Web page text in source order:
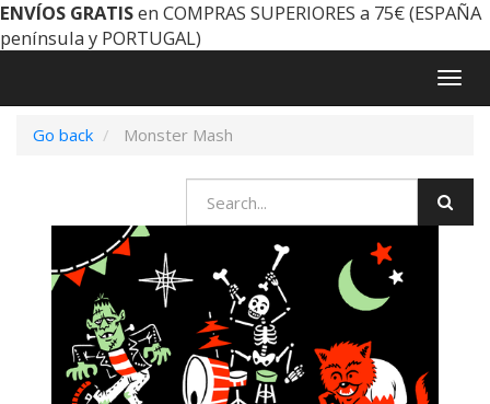
ENVÍOS GRATISen COMPRAS SUPERIORES a 75€ (ESPAÑA
península y PORTUGAL)
Go back
Monster Mash